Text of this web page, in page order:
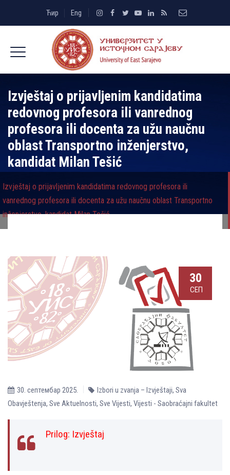
Ћир Eng
Izvještaj o prijavlјenim kandidatima
redovnog profesora ili vanrednog
profesora ili docenta za užu naučnu
oblast Transportno inženjerstvo,
kandidat Milan Tešić
Izvještaj o prijavlјenim kandidatima redovnog profesora ili
vanrednog profesora ili docenta za užu naučnu oblast Transportno
inženjerstvo, kandidat Milan Tešić
30
СЕП
30. септембар 2025. Izbori u zvanja – Izvještaji, Sva
Obavještenja, Sve Aktuelnosti, Sve Vijesti, Vijesti - Saobraćajni fakultet
Prilog: Izvještaj